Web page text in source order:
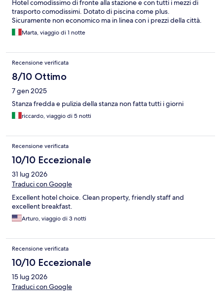
Hotel comodissimo di fronte alla stazione e con tutti i mezzi di
trasporto comodissimi. Dotato di piscina come plus.
Sicuramente non economico ma in linea con i prezzi della città.
Marta, viaggio di 1 notte
Recensione verificata
8/10 Ottimo
7 gen 2025
Stanza fredda e pulizia della stanza non fatta tutti i giorni
riccardo, viaggio di 5 notti
Recensione verificata
10/10 Eccezionale
31 lug 2026
Traduci con Google
Excellent hotel choice. Clean property, friendly staff and
excellent breakfast.
Arturo, viaggio di 3 notti
Recensione verificata
10/10 Eccezionale
15 lug 2026
Traduci con Google